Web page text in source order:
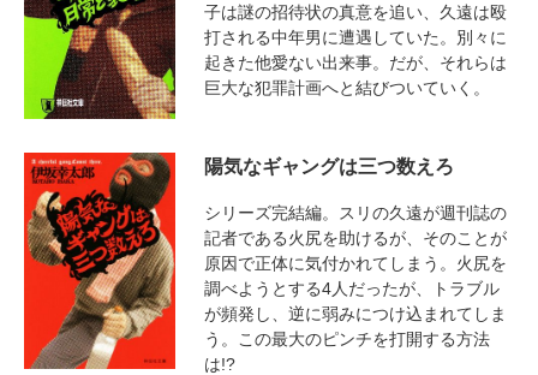
子は謎の招待状の真意を追い、久遠は殴
打される中年男に遭遇していた。別々に
起きた他愛ない出来事。だが、それらは
巨大な犯罪計画へと結びついていく。
陽気なギャングは三つ数えろ
シリーズ完結編。スリの久遠が週刊誌の
記者である火尻を助けるが、そのことが
原因で正体に気付かれてしまう。火尻を
調べようとする4人だったが、トラブル
が頻発し、逆に弱みにつけ込まれてしま
う。この最大のピンチを打開する方法
は!?